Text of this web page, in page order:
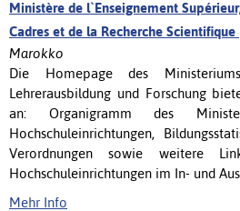
Ministère de l`Enseignement
Cadres et de la Recherche Scientifique
Marokko
Die Homepage des
Lehrerausbildung und Forschung
an: Organigramm des
Hochschuleinrichtungen,
Verordnungen sowie weitere
Hochschuleinrichtungen im In- und
Mehr Info